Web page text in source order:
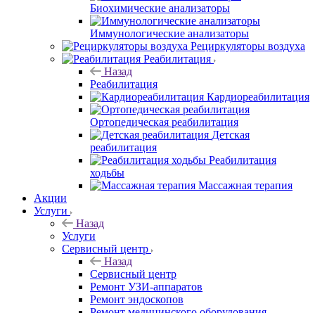
Биохимические анализаторы
Иммунологические анализаторы
Рециркуляторы воздуха
Реабилитация
Назад
Реабилитация
Кардиореабилитация
Ортопедическая реабилитация
Детская
реабилитация
Реабилитация
ходьбы
Массажная терапия
Акции
Услуги
Назад
Услуги
Сервисный центр
Назад
Сервисный центр
Ремонт УЗИ-аппаратов
Ремонт эндоскопов